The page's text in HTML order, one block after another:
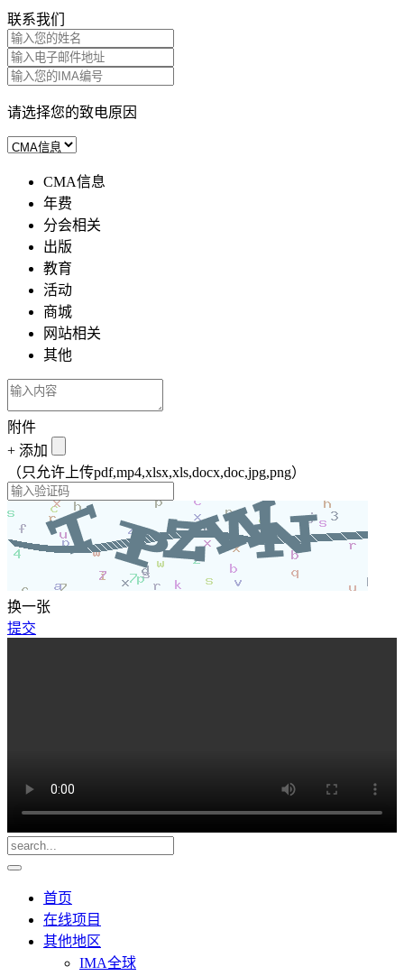
联系我们
请选择您的致电原因
CMA信息
年费
分会相关
出版
教育
活动
商城
网站相关
其他
附件
+ 添加
（只允许上传pdf,mp4,xlsx,xls,docx,doc,jpg,png）
换一张
提交
首页
在线项目
其他地区
IMA全球